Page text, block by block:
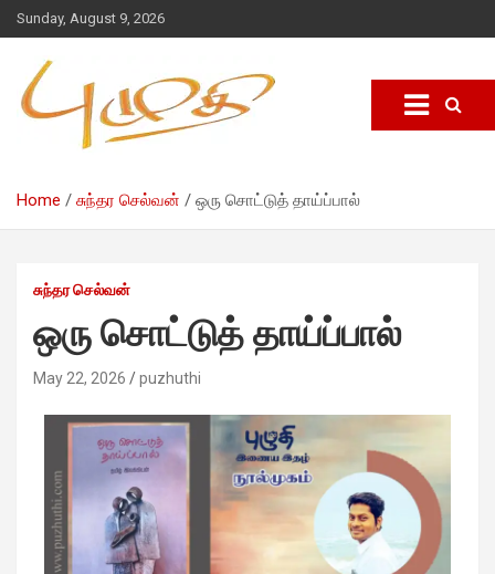
Sunday, August 9, 2026
Home சுந்தர செல்வன் ஒரு சொட்டுத் தாய்ப்பால்
சுந்தர செல்வன்
ஒரு சொட்டுத் தாய்ப்பால்
May 22, 2026 puzhuthi